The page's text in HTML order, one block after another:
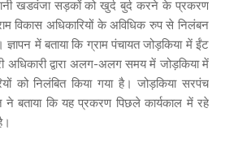
खडवंजा सड़कों को खुर्द बुर्द करने के प्रकरण
विकास अधिकारियों के अविधिक रुप से निलंबन
में बताया कि ग्राम पंचायत जोड़किया में ईंट
अधिकारी द्वारा अलग-अलग समय में जोड़किया में
को निलंबित किया गया है। जोड़किया सरपंच
ने बताया कि यह प्रकरण पिछले कार्यकाल में रहे